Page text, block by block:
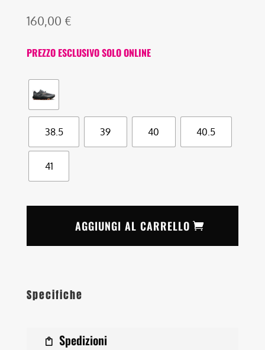
160,00 €
PREZZO ESCLUSIVO SOLO ONLINE
38.5 39 40 40.5
41
AGGIUNGI AL CARRELLO
Specifiche
Spedizioni